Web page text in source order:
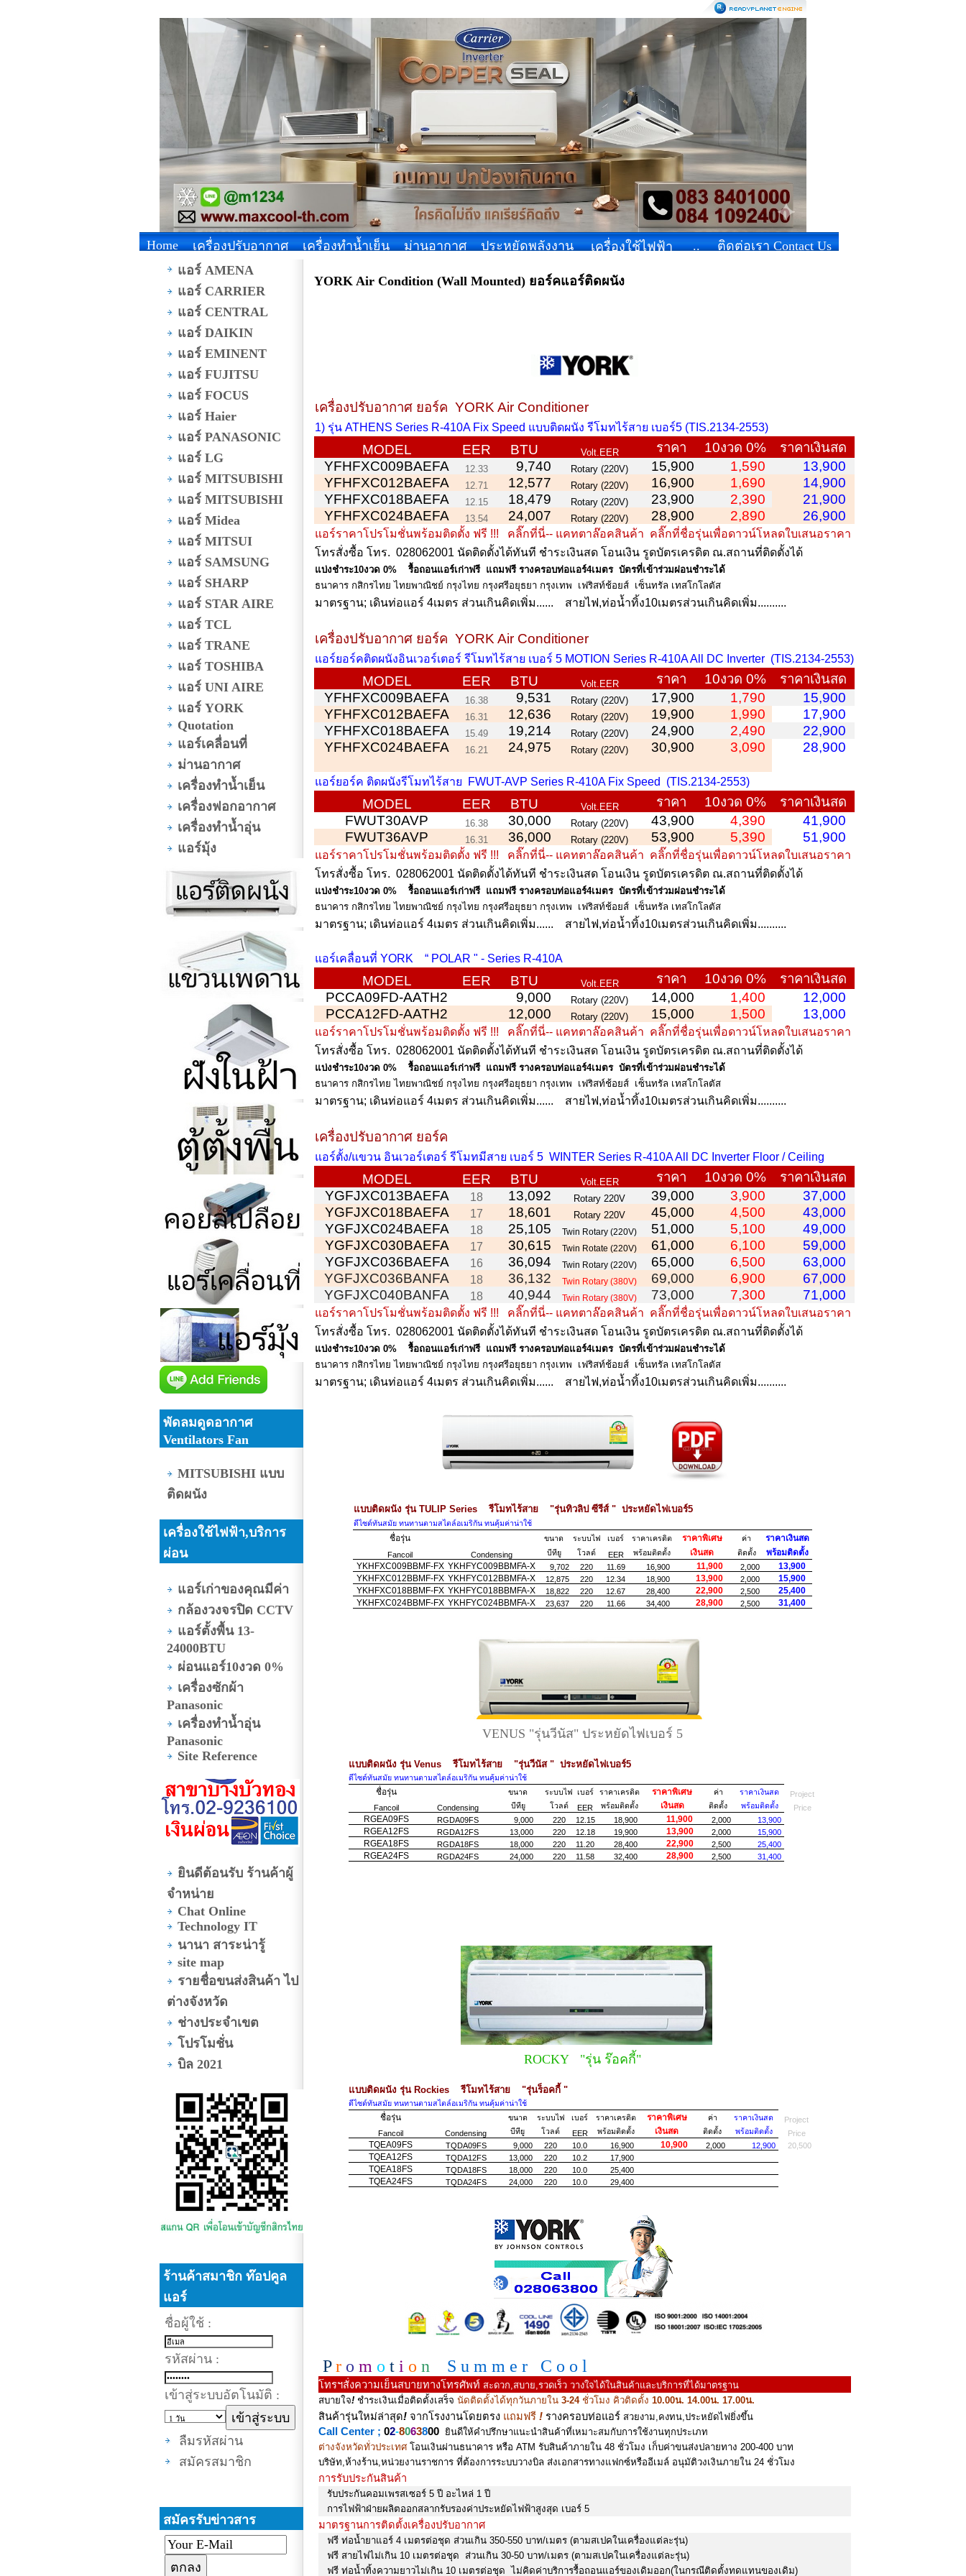
Home เครื่องปรับอากาศ เครื่องทำน้ำเย็น ม่านอากาศ ประหยัดพลังงาน เครื่องใช้ไฟฟ้า ..
ติดต่อเรา Contact Us
แอร์ AMENA
แอร์ CARRIER
แอร์ CENTRAL
แอร์ DAIKIN
แอร์ EMINENT
แอร์ FUJITSU
แอร์ FOCUS
แอร์ Haier
แอร์ PANASONIC
แอร์ LG
แอร์ MITSUBISHI
แอร์ MITSUBISHI
แอร์ Midea
แอร์ MITSUI
แอร์ SAMSUNG
แอร์ SHARP
แอร์ STAR AIRE
แอร์ TCL
แอร์ TRANE
แอร์ TOSHIBA
แอร์ UNI AIRE
แอร์ YORK
Quotation
แอร์เคลื่อนที่
ม่านอากาศ
เครื่องทำน้ำเย็น
เครื่องฟอกอากาศ
เครื่องทำน้ำอุ่น
แอร์มุ้ง
พัดลมดูดอากาศ
Ventilators Fan
MITSUBISHI แบบ
ติดผนัง
เครื่องใช้ไฟฟ้า,บริการ
ผ่อน
แอร์เก่าของคุณมีค่า
กล้องวงจรปิด CCTV
แอร์ตั้งพื้น 13-
24000BTU
ผ่อนแอร์10งวด 0%
เครื่องซักผ้า
Panasonic
เครื่องทำน้ำอุ่น
Panasonic
Site Reference
ยินดีต้อนรับ ร้านค้าผู้
จำหน่าย
Chat Online
Technology IT
นานา สาระน่ารู้
site map
รายชื่อขนส่งสินค้า ไป
ต่างจังหวัด
ช่างประจำเขต
โปรโมชั่น
บิล 2021
ร้านค้าสมาชิก ท๊อปคูล
แอร์
ชื่อผู้ใช้ :
รหัสผ่าน :
เข้าสู่ระบบอัตโนมัติ :
ลืมรหัสผ่าน
สมัครสมาชิก
สมัครรับข่าวสาร
YORK Air Condition (Wall Mounted) ยอร์คแอร์ติดผนัง
เครื่องปรับอากาศ ยอร์ค YORK Air Conditioner
1) รุ่น ATHENS Series R-410A Fix Speed แบบติดผนัง รีโมทไร้สาย เบอร์5 (TIS.2134-2553)
MODEL EER BTU Volt.EER ราคา 10งวด 0%
ราคาเงินสด
YFHFXC009BAEFA
12.33 9,740 Rotary (220V) 15,900 1,590
13,900
YFHFXC012BAEFA
12.71 12,577 Rotary (220V) 16,900 1,690
14,900
YFHFXC018BAEFA
12.15 18,479 Rotary (220V) 23,900 2,390
21,900
YFHFXC024BAEFA
13.54 24,007 Rotary (220V) 28,900 2,890 26,900
แอร์ราคาโปรโมชั่นพร้อมติดตั้ง ฟรี !!! คลิ๊กที่นี่-- แคทตาล๊อคสินค้า คลิ๊กที่ชื่อรุ่นเพื่อดาวน์โหลดใบเสนอราคา
โทรสั่งซื้อ โทร.028062001 นัดติดตั้งได้ทันที ชำระเงินสด โอนเงิน รูดบัตรเครดิต ณ.สถานที่ติดตั้งได้
แบ่งชำระ10งวด 0% รื้อถอนแอร์เก่าฟรี แถมฟรี รางครอบท่อแอร์4เมตร บัตรที่เข้าร่วมผ่อนชำระได้
ธนาคาร กสิกรไทย ไทยพาณิชย์ กรุงไทย กรุงศรีอยุธยา กรุงเทพ เฟริสท์ช้อยส์ เซ็นทรัล เทสโกโลตัส
มาตรฐาน; เดินท่อแอร์ 4เมตร ส่วนเกินคิดเพิ่ม...... สายไฟ,ท่อน้ำทิ้ง10เมตรส่วนเกินคิดเพิ่ม..........
เครื่องปรับอากาศ ยอร์ค YORK Air Conditioner
แอร์ยอร์คติดผนังอินเวอร์เตอร์ รีโมทไร้สาย เบอร์ 5 MOTION Series R-410A All DC Inverter (TIS.2134-2553)
MODEL EER BTU Volt.EER ราคา 10งวด 0%
ราคาเงินสด
YFHFXC009BAEFA
16.38 9,531 Rotary (220V) 17,900 1,790
15,900
YFHFXC012BAEFA
16.31 12,636 Rotary (220V) 19,900 1,990
17,900
YFHFXC018BAEFA
15.49 19,214 Rotary (220V) 24,900 2,490
22,900
YFHFXC024BAEFA
16.21 24,975 Rotary (220V) 30,900 3,090 28,900
แอร์ยอร์ค ติดผนังรีโมทไร้สาย FWUT-AVP Series R-410A Fix Speed (TIS.2134-2553)
MODEL EER BTU Volt.EER ราคา 10งวด 0%
ราคาเงินสด
FWUT30AVP
16.38 30,000 Rotary (220V) 43,900 4,390
41,900
FWUT36AVP
16.31 36,000 Rotary (220V) 53,900 5,390 51,900
แอร์ราคาโปรโมชั่นพร้อมติดตั้ง ฟรี !!! คลิ๊กที่นี่-- แคทตาล๊อคสินค้า คลิ๊กที่ชื่อรุ่นเพื่อดาวน์โหลดใบเสนอราคา
โทรสั่งซื้อ โทร.028062001 นัดติดตั้งได้ทันที ชำระเงินสด โอนเงิน รูดบัตรเครดิต ณ.สถานที่ติดตั้งได้
แบ่งชำระ10งวด 0% รื้อถอนแอร์เก่าฟรี แถมฟรี รางครอบท่อแอร์4เมตร บัตรที่เข้าร่วมผ่อนชำระได้
ธนาคาร กสิกรไทย ไทยพาณิชย์ กรุงไทย กรุงศรีอยุธยา กรุงเทพ เฟริสท์ช้อยส์ เซ็นทรัล เทสโกโลตัส
มาตรฐาน; เดินท่อแอร์ 4เมตร ส่วนเกินคิดเพิ่ม...... สายไฟ,ท่อน้ำทิ้ง10เมตรส่วนเกินคิดเพิ่ม..........
แอร์เคลื่อนที่ YORK “ POLAR " - Series R-410A
MODEL EER BTU Volt.EER ราคา 10งวด 0%
ราคาเงินสด
PCCA09FD-AATH2
9,000 Rotary (220V) 14,000 1,400
12,000
PCCA12FD-AATH2
12,000 Rotary (220V) 15,000 1,500 13,000
แอร์ราคาโปรโมชั่นพร้อมติดตั้ง ฟรี !!! คลิ๊กที่นี่-- แคทตาล๊อคสินค้า คลิ๊กที่ชื่อรุ่นเพื่อดาวน์โหลดใบเสนอราคา
โทรสั่งซื้อ โทร.028062001 นัดติดตั้งได้ทันที ชำระเงินสด โอนเงิน รูดบัตรเครดิต ณ.สถานที่ติดตั้งได้
แบ่งชำระ10งวด 0% รื้อถอนแอร์เก่าฟรี แถมฟรี รางครอบท่อแอร์4เมตร บัตรที่เข้าร่วมผ่อนชำระได้
ธนาคาร กสิกรไทย ไทยพาณิชย์ กรุงไทย กรุงศรีอยุธยา กรุงเทพ เฟริสท์ช้อยส์ เซ็นทรัล เทสโกโลตัส
มาตรฐาน; เดินท่อแอร์ 4เมตร ส่วนเกินคิดเพิ่ม...... สายไฟ,ท่อน้ำทิ้ง10เมตรส่วนเกินคิดเพิ่ม..........
เครื่องปรับอากาศ ยอร์ค
แอร์ตั้ง/แขวน อินเวอร์เตอร์ รีโมทมีสาย เบอร์ 5 WINTER Series R-410A All DC Inverter Floor / Ceiling
MODEL EER BTU Volt.EER ราคา 10งวด 0%
ราคาเงินสด
YGFJXC013BAEFA
18 13,092 Rotary 220V 39,000 3,900
37,000
YGFJXC018BAEFA
17 18,601 Rotary 220V 45,000 4,500
43,000
YGFJXC024BAEFA
18 25,105 Twin Rotary (220V) 51,000 5,100
49,000
YGFJXC030BAEFA
17 30,615 Twin Rotate (220V) 61,000 6,100
59,000
YGFJXC036BAEFA
16 36,094 Twin Rotary (220V) 65,000 6,500
63,000
YGFJXC036BANFA
18 36,132 Twin Rotary (380V) 69,000 6,900
67,000
YGFJXC040BANFA
18 40,944 Twin Rotary (380V) 73,000 7,300 71,000
แอร์ราคาโปรโมชั่นพร้อมติดตั้ง ฟรี !!! คลิ๊กที่นี่-- แคทตาล๊อคสินค้า คลิ๊กที่ชื่อรุ่นเพื่อดาวน์โหลดใบเสนอราคา
โทรสั่งซื้อ โทร.028062001 นัดติดตั้งได้ทันที ชำระเงินสด โอนเงิน รูดบัตรเครดิต ณ.สถานที่ติดตั้งได้
แบ่งชำระ10งวด 0% รื้อถอนแอร์เก่าฟรี แถมฟรี รางครอบท่อแอร์4เมตร บัตรที่เข้าร่วมผ่อนชำระได้
ธนาคาร กสิกรไทย ไทยพาณิชย์ กรุงไทย กรุงศรีอยุธยา กรุงเทพ เฟริสท์ช้อยส์ เซ็นทรัล เทสโกโลตัส
มาตรฐาน; เดินท่อแอร์ 4เมตร ส่วนเกินคิดเพิ่ม...... สายไฟ,ท่อน้ำทิ้ง10เมตรส่วนเกินคิดเพิ่ม..........
แบบติดผนัง รุ่น TULIP Series รีโมทไร้สาย "รุ่นทิวลิป ซีรีส์ " ประหยัดไฟเบอร์5
ดีไซด์ทันสมัย ทนทานตามสไตล์อเมริกัน ทนคุ้มค่าน่าใช้
ชื่อรุ่น ขนาด ระบบไฟ เบอร์ ราคาเครดิต ราคาพิเศษ ค่า ราคาเงินสด
Fancoil Condensing บีทียู โวลต์ EER พร้อมติดตั้ง เงินสด ติดตั้ง
พร้อมติดตั้ง
YKHFXC009BBMF-FX YKHFYC009BBMFA-X 9,702 220 11.69 16,900 11,900 2,000
13,900
YKHFXC012BBMF-FX YKHFYC012BBMFA-X 12,875 220 12.34 18,900 13,900 2,000
15,900
YKHFXC018BBMF-FX YKHFYC018BBMFA-X 18,822 220 12.67 28,400 22,900 2,500
25,400
YKHFXC024BBMF-FX YKHFYC024BBMFA-X 23,637 220 11.66 34,400 28,900 2,500 31,400
VENUS "รุ่นวีนัส" ประหยัดไฟเบอร์ 5
แบบติดผนัง รุ่น Venus รีโมทไร้สาย "รุ่นวีนัส " ประหยัดไฟเบอร์5
ดีไซด์ทันสมัย ทนทานตามสไตล์อเมริกัน ทนคุ้มค่าน่าใช้
ชื่อรุ่น ขนาด ระบบไฟ เบอร์ ราคาเครดิต ราคาพิเศษ ค่า ราคาเงินสด
Project
Fancoil
Condensing บีทียู โวลต์ EER พร้อมติดตั้ง เงินสด ติดตั้ง พร้อมติดตั้ง Price
RGEA09FS RGDA09FS 9,000 220 12.15 18,900 11,900 2,000 13,900
RGEA12FS RGDA12FS 13,000 220 12.18 19,900 13,900 2,000 15,900
RGEA18FS RGDA18FS 18,000 220 11.20 28,400 22,900 2,500 25,400
RGEA24FS RGDA24FS 24,000 220 11.58 32,400 28,900 2,500 31,400
ROCKY "รุ่น ร๊อคกี้"
แบบติดผนัง รุ่น Rockies รีโมทไร้สาย "รุ่นร็อคกี้ "
ดีไซด์ทันสมัย ทนทานตามสไตล์อเมริกัน ทนคุ้มค่าน่าใช้
ชื่อรุ่น ขนาด ระบบไฟ เบอร์ ราคาเครดิต ราคาพิเศษ ค่า ราคาเงินสด
Project
Fancoil
Condensing บีทียู โวลต์ EER พร้อมติดตั้ง เงินสด ติดตั้ง พร้อมติดตั้ง Price
TQEA09FS TQDA09FS 9,000 220 10.0 16,900 10,900 2,000 12,900 20,500
TQEA12FS TQDA12FS 13,000 220 10.2 17,900
TQEA18FS TQDA18FS 18,000 220 10.0 25,400
TQEA24FS TQDA24FS 24,000 220 10.0 29,400
Pr o m o t i o n S u m m e r C o o l
โทรฯสั่งความเย็นสบายทางโทรศัพท์ สะดวก,สบาย,รวดเร็ว วางใจได้ในสินค้าและบริการที่ได้มาตรฐาน
สบายใจ!ชำระเงินเมื่อติดตั้งเสร็จ นัดติดตั้งได้ทุกวันภายใน3-24ชั่วโมง คิวติดตั้ง 10.00น. 14.00น. 17.00น.
สินค้ารุ่นใหม่ล่าสุด! จากโรงงานโดยตรง แถมฟรี ! รางครอบท่อแอร์ สวยงาม,คงทน,ประหยัดไฟยิ่งขึ้น
Call Center ; 02-8063800
ยินดีให้คำปรึกษาแนะนำสินค้าที่เหมาะสมกับการใช้งานทุกประเภท
ต่างจังหวัดทั่วประเทศโอนเงินผ่านธนาคาร หรือ ATM รับสินค้าภายใน 48 ชั่วโมง เก็บค่าขนส่งปลายทาง 200-400 บาท
บริษัท,ห้างร้าน,หน่วยงานราชการ ที่ต้องการระบบวางบิล ส่งเอกสารทางแฟกซ์หรืออีเมล์ อนุมัติวงเงินภายใน 24 ชั่วโมง
การรับประกันสินค้า
รับประกันคอมเพรสเซอร์ 5 ปี อะไหล่ 1 ปี
การไฟฟ้าฝ่ายผลิตออกสลากรับรองค่าประหยัดไฟฟ้าสูงสุด เบอร์ 5
มาตรฐานการติดตั้งเครื่องปรับอากาศ
ฟรี ท่อน้ำยาแอร์ 4 เมตรต่อชุด ส่วนเกิน 350-550 บาท/เมตร (ตามสเปคในเครื่องแต่ละรุ่น)
ฟรี สายไฟไม่เกิน 10 เมตรต่อชุด ส่วนเกิน 30-50 บาท/เมตร (ตามสเปคในเครื่องแต่ละรุ่น)
ฟรี ท่อน้ำทิ้งความยาวไม่เกิน 10 เมตรต่อชุด ไม่คิดค่าบริการรื้อถอนแอร์ของเดิมออก(ในกรณีติดตั้งทดแทนของเดิม)